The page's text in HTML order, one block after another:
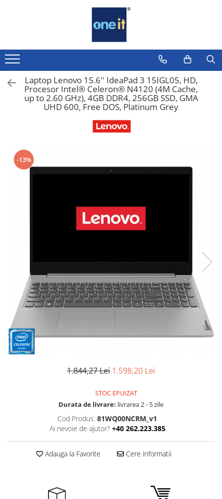
Laptop, Tablete & Telefoane
Laptop / Notebook
Notebook Consumer
Accesorii Laptop
Telefoane & accesorii
Sisteme PC & Periferice
Sisteme Desktop & Monitoare
PC NUC
Gaming PC & Console
Desk Gaming
Microfoane & Casti Gaming
Adaptoare
Laptop Lenovo 15.6'' IdeaPad 3 15IGL05, HD,
Procesor Intel® Celeron® N4120 (4M Cache,
up to 2.60 GHz), 4GB DDR4, 256GB SSD, GMA
UHD 600, Free DOS, Platinum Grey
-13%
1.844,27 Lei 1.598,20 Lei
STOC EPUIZAT
Durata de livrare: livrarea 2 - 5 zile
Cod Produs: 81WQ00NCRM_v1
Ai nevoie de ajutor? +40 262.223.385
Adauga la Favorite Cere informatii